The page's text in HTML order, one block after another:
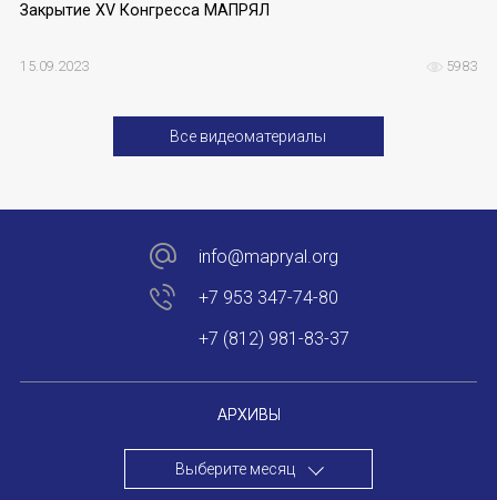
Закрытие XV Конгресса МАПРЯЛ
5983
15.09.2023
Все видеоматериалы
АРХИВЫ
Выберите месяц
info@mapryal.org
+7 953 347-74-80
+7 (812) 981-83-37